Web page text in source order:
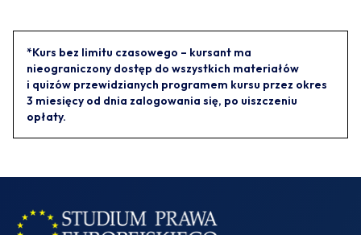
*Kurs bez limitu czasowego – kursant ma
nieograniczony dostęp do wszystkich materiałów
i quizów przewidzianych programem kursu przez okres
3 miesięcy od dnia zalogowania się, po uiszczeniu
opłaty.